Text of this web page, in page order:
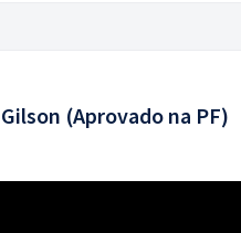
(Aprovado na PF)